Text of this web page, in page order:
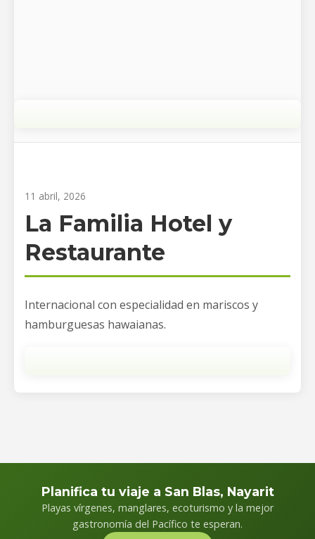
11 abril, 2026
La Familia Hotel y
Restaurante
Internacional con especialidad en mariscos y
hamburguesas hawaianas.
Planifica tu viaje a San Blas, Nayarit
Playas vírgenes, manglares, ecoturismo y la mejor
gastronomía del Pacífico te esperan.